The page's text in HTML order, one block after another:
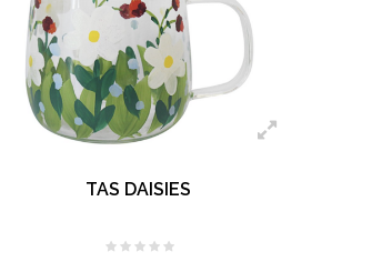
TAS DAISIES